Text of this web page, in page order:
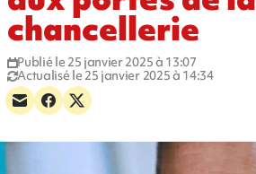
chancellerie
Publié le 25 janvier 2025 à 13:07
Actualisé le 25 janvier 2025 à 14:34